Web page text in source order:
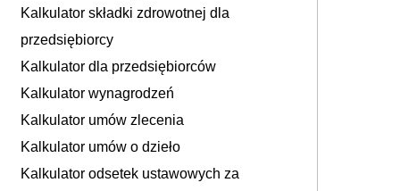
Kalkulator składki zdrowotnej dla
przedsiębiorcy
Kalkulator dla przedsiębiorców
Kalkulator wynagrodzeń
Kalkulator umów zlecenia
Kalkulator umów o dzieło
Kalkulator odsetek ustawowych za